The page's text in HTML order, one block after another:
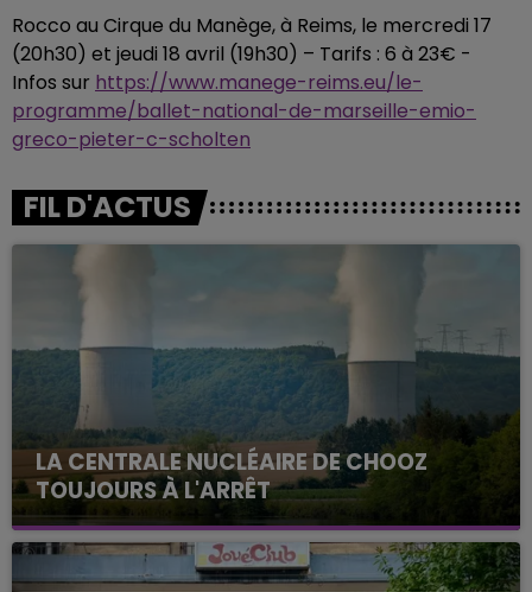
Rocco au Cirque du Manège, à Reims, le mercredi 17
(20h30) et jeudi 18 avril (19h30) – Tarifs : 6 à 23€ -
Infos sur https://www.manege-reims.eu/le-
programme/ballet-national-de-marseille-emio-
greco-pieter-c-scholten
FIL D'ACTUS
LA CENTRALE NUCLÉAIRE DE CHOOZ
TOUJOURS À L'ARRÊT
Cela fait déjà une semaine que la centrale
nucléaire ardennaise est à l'arrêt. Une situation
justifiée par la sécheresse intense qui est toujours